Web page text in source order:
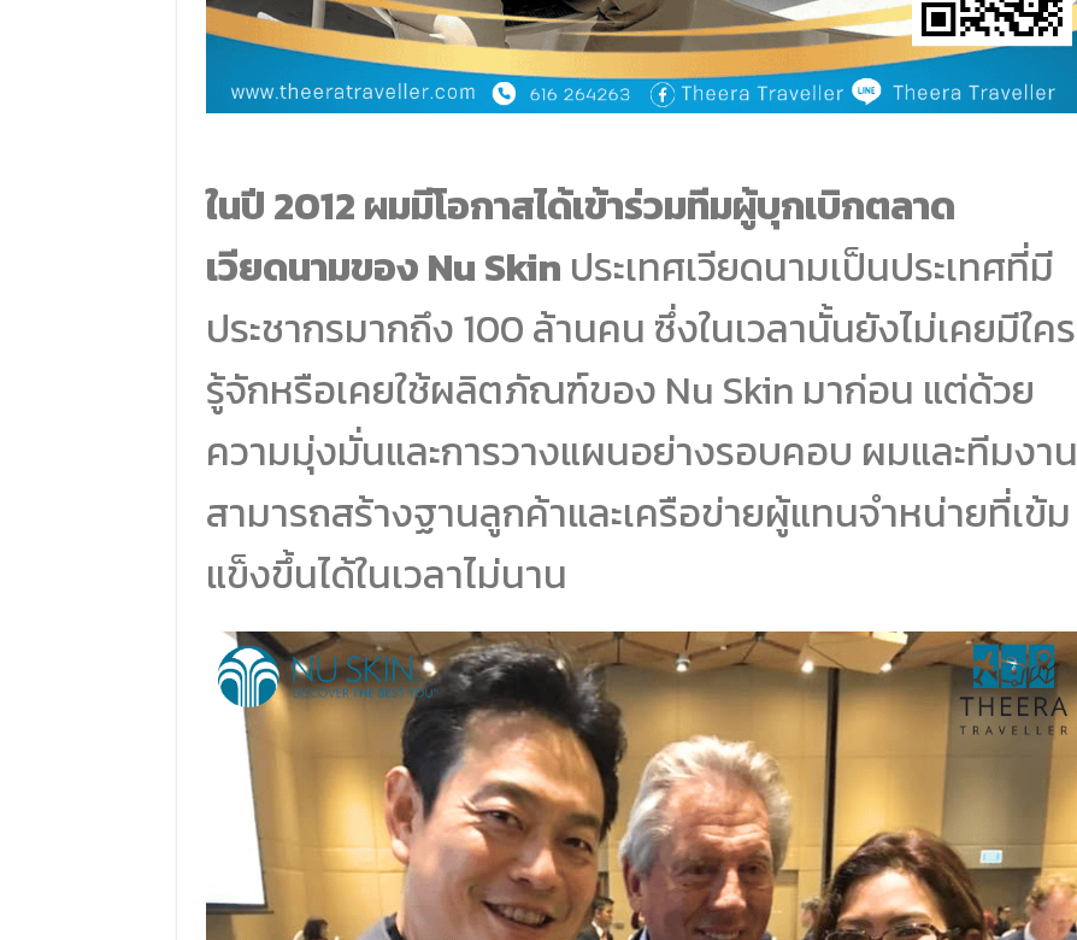
ในปี 2012 ผมมีโอกาสได้เข้าร่วมทีมผู้บุกเบิกตลาด
เวียดนามของ Nu Skin ประเทศเวียดนามเป็นประเทศที่มี
ประชากรมากถึง 100 ล้านคน ซึ่งในเวลานั้นยังไม่เคยมีใคร
รู้จักหรือเคยใช้ผลิตภัณฑ์ของ Nu Skin มาก่อน แต่ด้วย
ความมุ่งมั่นและการวางแผนอย่างรอบคอบ ผมและทีมงาน
สามารถสร้างฐานลูกค้าและเครือข่ายผู้แทนจำหน่ายที่เข้ม
แข็งขึ้นได้ในเวลาไม่นาน